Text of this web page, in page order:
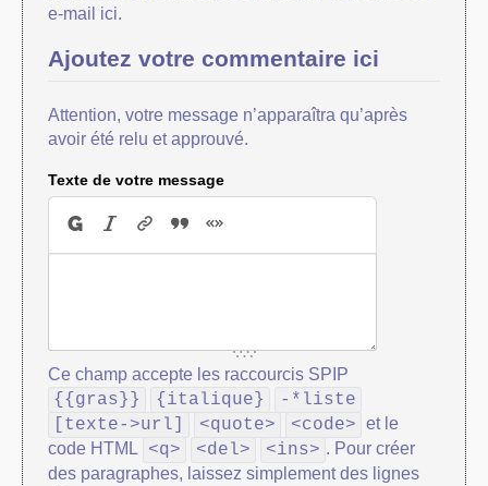
e-mail ici.
Ajoutez votre commentaire ici
Attention, votre message n’apparaîtra qu’après
avoir été relu et approuvé.
Texte de votre message
Ce champ accepte les raccourcis SPIP
{{gras}} {italique}
-*liste
[texte->url]
<quote> <code> et le
code HTML
<q> <del> <ins> . Pour créer
des paragraphes, laissez simplement des lignes